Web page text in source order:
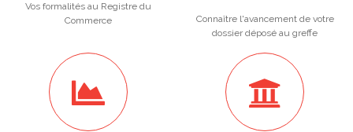
Vos formalités au Registre du
Commerce
Connaître l'avancement de votre
dossier déposé au greffe